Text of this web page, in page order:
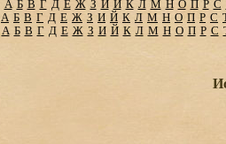
А Б В Г Д Е Ж З И Й К Л М Н О П Р С
А Б В Г Д Е Ж З И Й К Л М Н О П Р С
А Б В Г Д Е Ж З И Й К Л М Н О П Р С